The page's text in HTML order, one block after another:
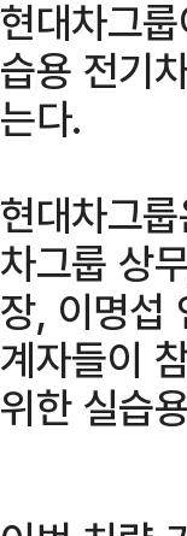
현대차그
습용 전기
는다.
현대차그
차그룹 상
장, 이명섭
계자들이
위한 실습